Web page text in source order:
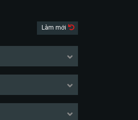
Làm mới